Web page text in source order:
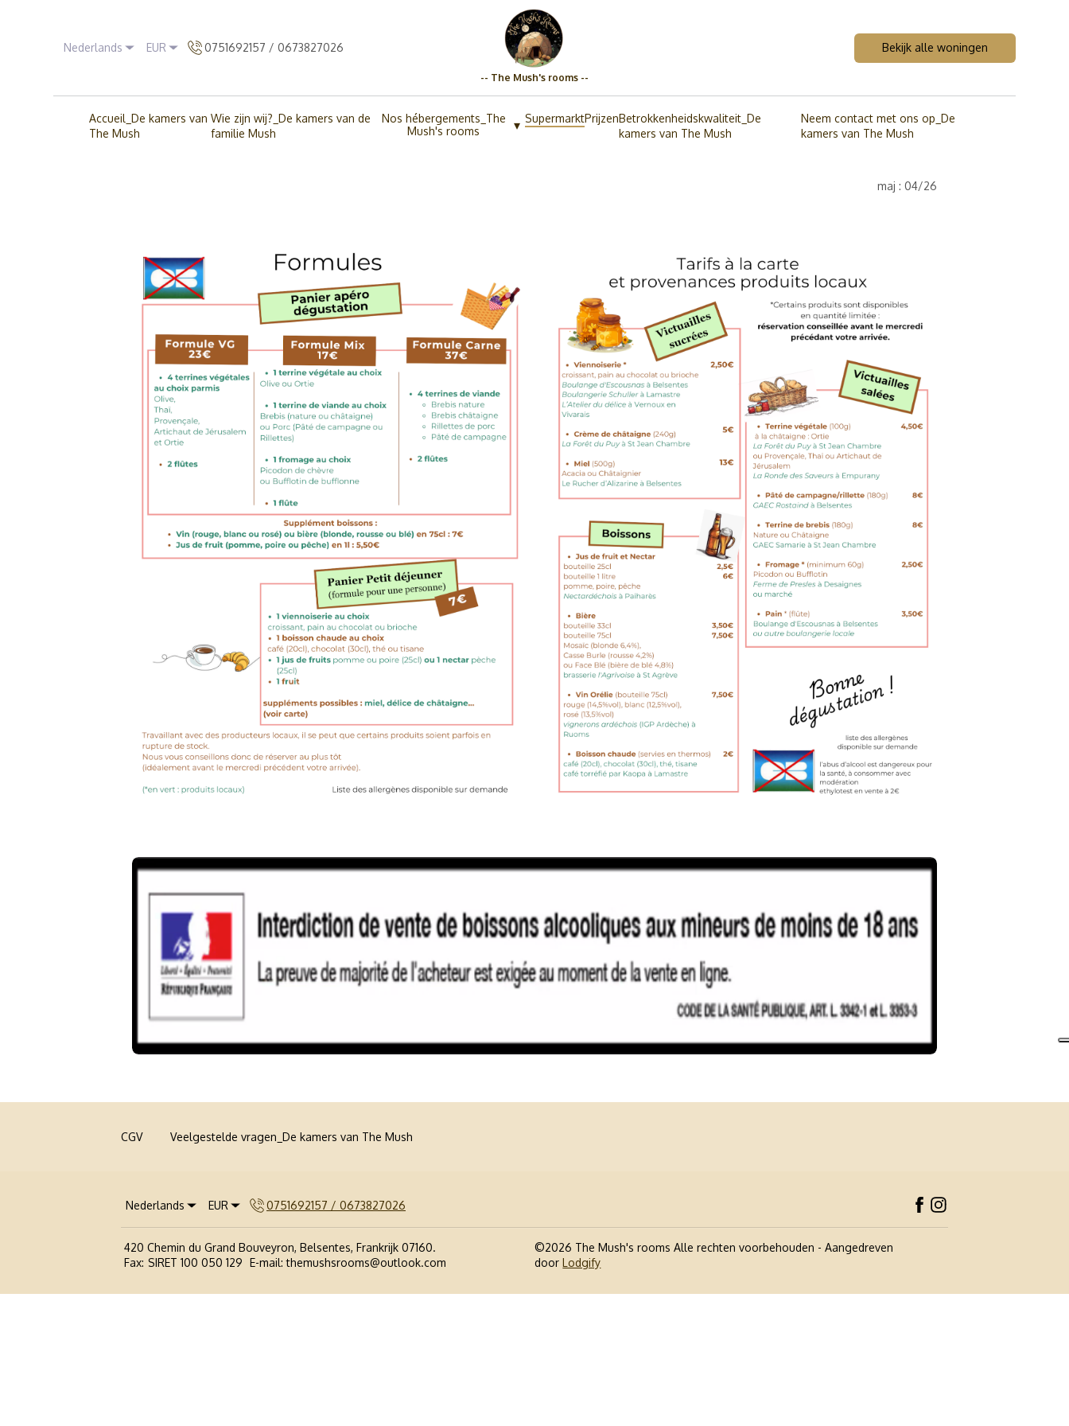
Nederlands EUR 0751692157 / 0673827026
-- The Mush's rooms --
Bekijk alle woningen
Accueil_De kamers van
The Mush
Wie zijn wij?_De kamers van de
familie Mush
Nos hébergements_The
Mush's rooms
▾ SupermarktPrijzenBetrokkenheidskwaliteit_De
kamers van The Mush
Neem contact met ons op_De
kamers van The Mush
maj : 04/26
CGV Veelgestelde vragen_De kamers van The Mush
Nederlands EUR 0751692157 / 0673827026
420 Chemin du Grand Bouveyron, Belsentes, Frankrijk 07160.
Fax: SIRET 100 050 129 E-mail: themushsrooms@outlook.com
©2026 The Mush's rooms Alle rechten voorbehouden - Aangedreven
door Lodgify